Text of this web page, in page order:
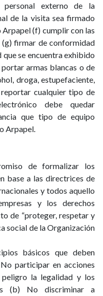
personal externo de la
de la visita sea firmado
(f) cumplir con las
(g) firmar de conformidad
se encuentra exhibido
armas blancas o de
droga, estupefaciente,
cualquier tipo de
debe quedar
que tipo de equipo
Arpapel.
de formalizar los
base a las directrices de
y todos aquello
y los derechos
de “proteger, respetar y
social de la Organización
básicos que deben
participar en acciones
la legalidad y los
(b) No discriminar a